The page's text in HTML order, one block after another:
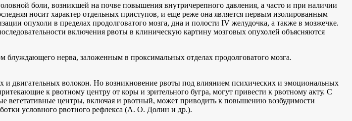
боли, возникшей на почве повышения внутричерепного давления, а часто и при наличии
носит характер отдельных приступов, и еще реже она является первым изолированным
опухоли в пределах продолговатого мозга, дна и полости IV желудочка, а также в мозжечке.
включения рвоты в клиническую картину мозговых опухолей объясняются
нерва, заложенным в проксимальных отделах продолговатого мозга.
и двигательных волокон. Но возникновение рвоты под влиянием психических и эмоциональных
к рвотному центру от коры и зрительного бугра, могут привести к рвотному акту. С
вегетативные центры, включая и рвотный, может приводить к повышению возбудимости
условного рвотного рефлекса (А. О. Долин и др.).